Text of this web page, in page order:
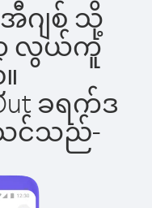
အီဂျစ် သို့
က လွယ်ကူ
ခရက်ဒ
သင်သည်-